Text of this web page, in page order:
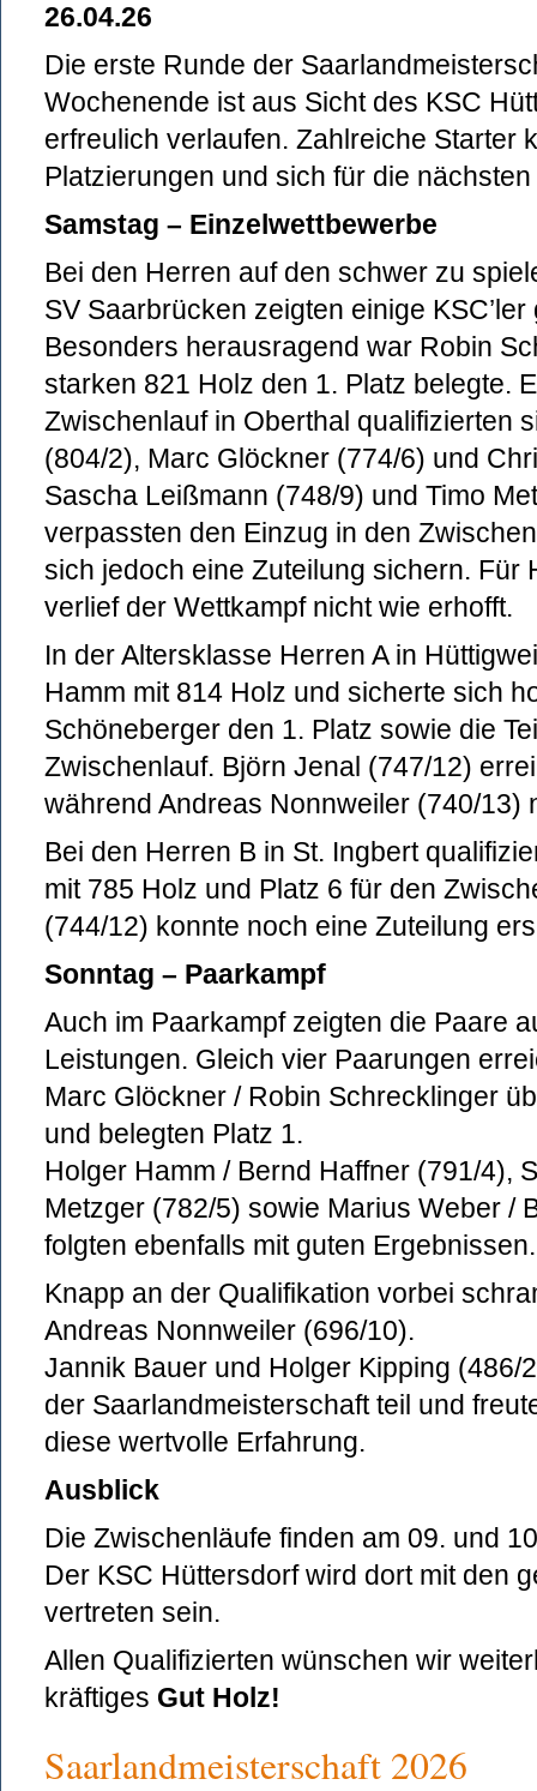
26.04.26
Die erste Runde der
Wochenende ist aus Sicht des KSC
erfreulich verlaufen. Zahlreiche Starter
Platzierungen und sich für die
Samstag – Einzelwettbewerbe
Bei den Herren auf den schwer zu
SV Saarbrücken zeigten einige
Besonders herausragend war Robin
starken 821 Holz den 1. Platz belegte.
Zwischenlauf in Oberthal qualifizierten
(804/2), Marc Glöckner (774/6) und
Sascha Leißmann (748/9) und Timo
verpassten den Einzug in den
sich jedoch eine Zuteilung sichern. Für
verlief der Wettkampf nicht wie erhofft.
In der Altersklasse Herren A in
Hamm mit 814 Holz und sicherte sich
Schöneberger den 1. Platz sowie die
Zwischenlauf. Björn Jenal (747/12)
während Andreas Nonnweiler (740/13)
Bei den Herren B in St. Ingbert
mit 785 Holz und Platz 6 für den
(744/12) konnte noch eine Zuteilung
Sonntag – Paarkampf
Auch im Paarkampf zeigten die Paare
Leistungen. Gleich vier Paarungen
Marc Glöckner / Robin Schrecklinger
und belegten Platz 1.
Holger Hamm / Bernd Haffner (791/4),
Metzger (782/5) sowie Marius Weber /
folgten ebenfalls mit guten Ergebnissen.
Knapp an der Qualifikation vorbei
Andreas Nonnweiler (696/10).
Jannik Bauer und Holger Kipping (486/
der Saarlandmeisterschaft teil und
diese wertvolle Erfahrung.
Ausblick
Die Zwischenläufe finden am 09. und
Der KSC Hüttersdorf wird dort mit den
vertreten sein.
Allen Qualifizierten wünschen wir
kräftiges Gut Holz!
Saarlandmeisterschaft 2026